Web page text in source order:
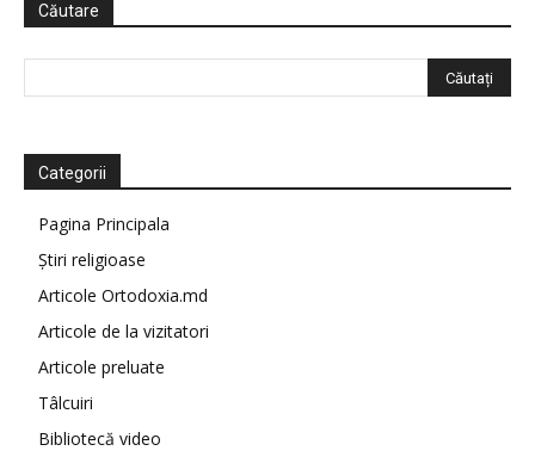
Căutare
Categorii
Pagina Principala
Știri religioase
Articole Ortodoxia.md
Articole de la vizitatori
Articole preluate
Tâlcuiri
Bibliotecă video